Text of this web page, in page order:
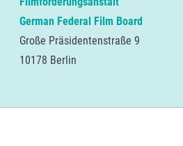
German Federal Film Board
Große Präsidentenstraße 9
10178 Berlin